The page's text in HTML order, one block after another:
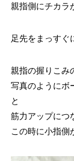
親指側にチカラ
足先をまっすぐ
親指の握りこみ
写真のようにボ
と
筋力アップにつ
この時に小指側